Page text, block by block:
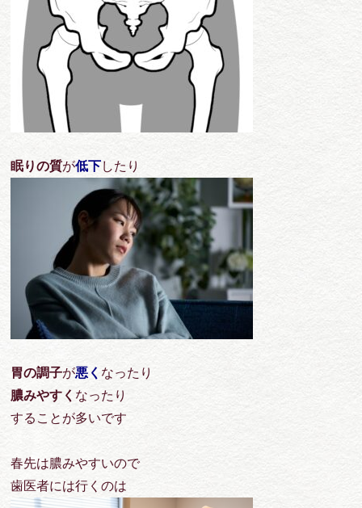
眠りの質が低下したり
胃の調子が悪く なったり
膿みやすく なったり
することが多いです
春先は膿みやすいので
歯医者には行くのは